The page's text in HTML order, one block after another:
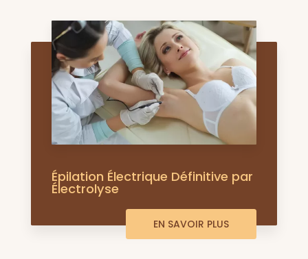
Épilation Électrique Définitive par
Électrolyse
EN SAVOIR PLUS